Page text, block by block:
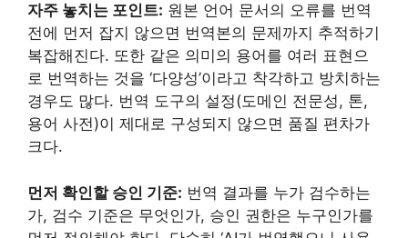
자주 놓치는 포인트: 원본 언어 문서의 오류를 번역
전에 먼저 잡지 않으면 번역본의 문제까지 추적하기
복잡해진다. 또한 같은 의미의 용어를 여러 표현으
로 번역하는 것을 ‘다양성’이라고 착각하고 방치하는
경우도 많다. 번역 도구의 설정(도메인 전문성, 톤,
용어 사전)이 제대로 구성되지 않으면 품질 편차가
크다.
먼저 확인할 승인 기준: 번역 결과를 누가 검수하는
가, 검수 기준은 무엇인가, 승인 권한은 누구인가를